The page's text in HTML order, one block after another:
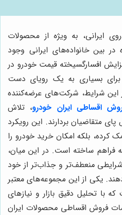
ایرانی، به ویژه از محصولات
در بین خانواده‌های ایرانی وجود
افسارگسیخته قیمت خودرو در
برای بسیاری به یک رویای دست
این شرایط، شرکت‌های عرضه‌کننده
اقساطی ایران خودرو، تلاش
پای متقاضیان بردارند. این رویکرد
کرده، بلکه امکان خرید خودرو را
فراهم ساخته است. در این میان،
منعطف‌تر و جذاب‌تر از خود
یکی از این مجموعه‌های معتبر
با تحلیل دقیق بازار و نیازهای
فروش اقساطی محصولات ایران